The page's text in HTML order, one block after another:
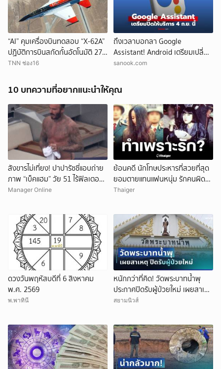
“AI” คุมเครื่องบินทดสอบ “X-62A”
ปฏิบัติการบินสกัดกั้นอัตโนมัติ 27
ครั้งสำเร็จ
TNN ช่อง16
ถึงเวลาบอกลา Google
Assistant! Android เตรียมเปลี่ยน
ไปใช้ Gemini
sanook.com
10 บทความที่อยากแนะนำให้คุณ
สังขารไม่เที่ยง! ปาปารัซซี่แอบถ่าย
ภาพ “เบ็คแฮม” วัย 51 ไร้ฟิลเตอร์
เผยให้เห็นผมบาง-ศีรษะล้าน
Manager Online
ย้อนคดี นักโทษประหารที่สวยที่สุด
ยอมตายแทนแฟนหนุ่ม รักคนผิด
ชีวิตดิ่งเหว
Thaiger
ดวงวันพฤหัสบดีที่ 6 สิงหาคม
พ.ศ. 2569
พ.พาทินี
หนักกว่าที่คิด! วัดพระบาทน้ำพุ
ประกาศปิดรับผู้ป่วยใหม่ เผยสาเหตุ
สุดสะเทือนใจ
สยามนิวส์